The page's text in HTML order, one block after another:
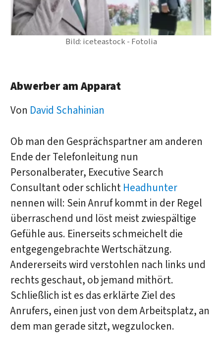
Bild: iceteastock - Fotolia
Abwerber am Apparat
Von David Schahinian
Ob man den Gesprächspartner am anderen
Ende der Telefonleitung nun
Personalberater, Executive Search
Consultant oder schlicht Headhunter
nennen will: Sein Anruf kommt in der Regel
überraschend und löst meist zwiespältige
Gefühle aus. Einerseits schmeichelt die
entgegengebrachte Wertschätzung.
Andererseits wird verstohlen nach links und
rechts geschaut, ob jemand mithört.
Schließlich ist es das erklärte Ziel des
Anrufers, einen just von dem Arbeitsplatz, an
dem man gerade sitzt, wegzulocken.